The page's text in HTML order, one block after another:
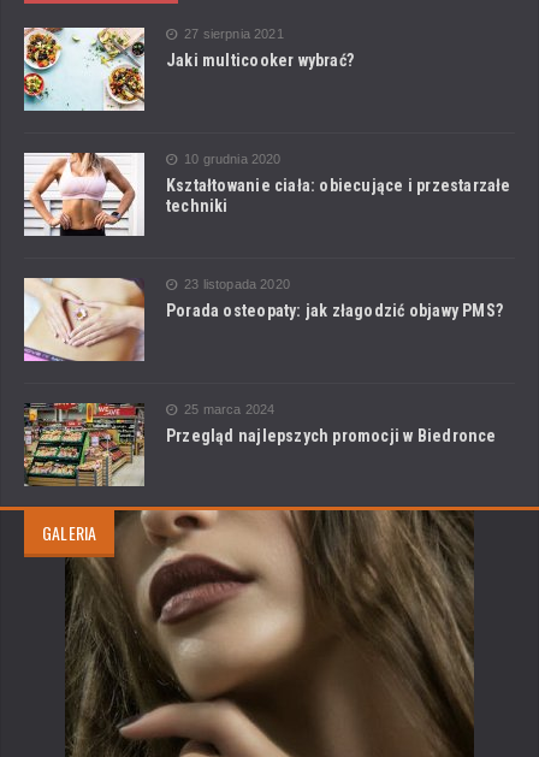
27 sierpnia 2021
Jaki multicooker wybrać?
10 grudnia 2020
Kształtowanie ciała: obiecujące i przestarzałe
techniki
23 listopada 2020
Porada osteopaty: jak złagodzić objawy PMS?
25 marca 2024
Przegląd najlepszych promocji w Biedronce
GALERIA